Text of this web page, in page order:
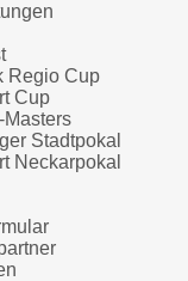
Regio Cup
Cup
Stadtpokal
Neckarpokal